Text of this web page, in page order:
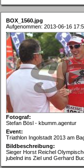
BOX_1560.jpg
Aufgenommen: 2013-06-16
Fotograf:
Stefan Bösl - kbumm.agentur
Event:
Triathlon Ingolstadt 2013 am
Bildbeschreibung:
Sieger Horst Reichel
jubelnd ins Ziel und Gerhard